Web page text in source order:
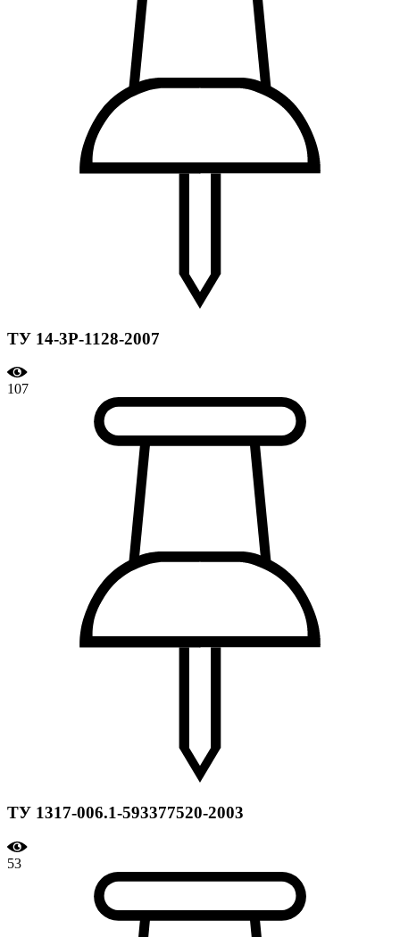
ТУ 14-3Р-1128-2007
107
ТУ 1317-006.1-593377520-2003
53